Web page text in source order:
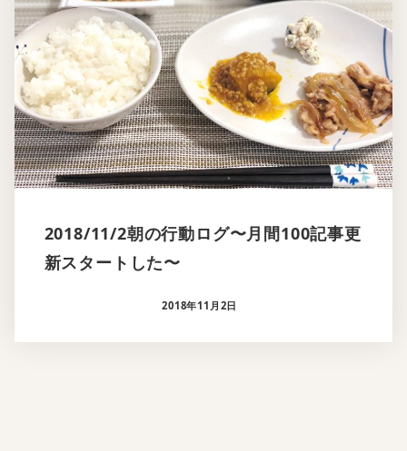
2018/11/2朝の行動ログ〜月間100記事更
新スタートした〜
2018年11月2日